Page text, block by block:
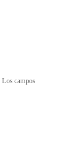
Los campos